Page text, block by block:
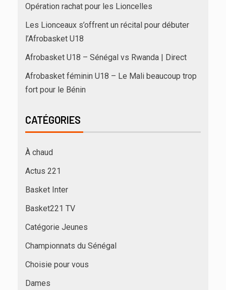
Opération rachat pour les Lioncelles
Les Lionceaux s’offrent un récital pour débuter
l’Afrobasket U18
Afrobasket U18 – Sénégal vs Rwanda | Direct
Afrobasket féminin U18 – Le Mali beaucoup trop
fort pour le Bénin
CATÉGORIES
À chaud
Actus 221
Basket Inter
Basket221 TV
Catégorie Jeunes
Championnats du Sénégal
Choisie pour vous
Dames